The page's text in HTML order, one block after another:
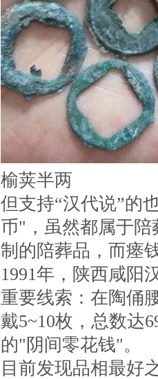
榆荚半两
但支持“汉代说”的
币"，虽然都属于
制的陪葬品，而瘗
1991年，陕西咸阳
重要线索：在陶俑
戴5~10枚，总数达
的"阴间零花钱"。
目前发现品相最好